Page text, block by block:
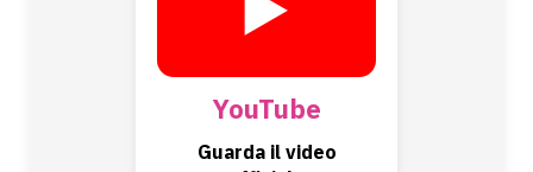
YouTube
Guarda il video